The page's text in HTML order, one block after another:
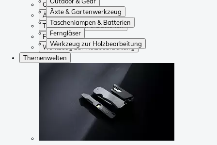
Äxte & Gartenwerkzeug
Taschenlampen & Batterien
Ferngläser
Werkzeug zur Holzbearbeitung
Outdoor & Gear
Äxte & Gartenwerkzeug
Taschenlampen & Batterien
Ferngläser
Werkzeug zur Holzbearbeitung
Themenwelten